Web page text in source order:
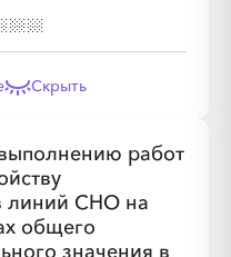
Скрыть
работ
линий СНО на
общего
значения в